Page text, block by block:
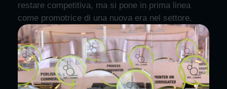
restare competitiva, ma si pone in prima linea
come promotrice di una nuova era nel settore.